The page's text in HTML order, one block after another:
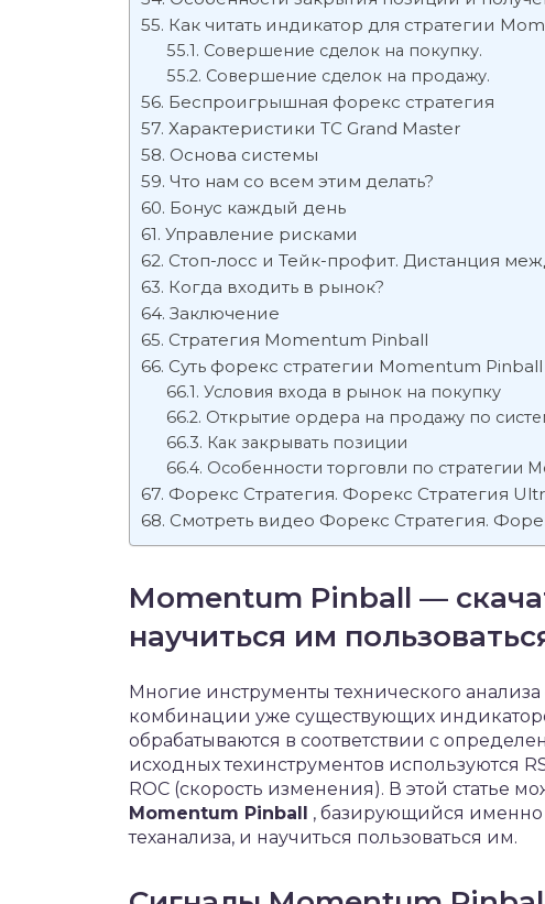
Как читать индикатор для стратегии
Совершение сделок на покупку.
Совершение сделок на продажу.
Беспроигрышная форекс стратегия
Характеристики ТС Grand Master
Основа системы
Что нам со всем этим делать?
Бонус каждый день
Управление рисками
Стоп-лосс и Тейк-профит. Дистанция
Когда входить в рынок?
Заключение
Стратегия Momentum Pinball
Суть форекс стратегии Momentum Pinball
Условия входа в рынок на покупку
Открытие ордера на продажу по
Как закрывать позиции
Особенности торговли по стратегии
Форекс Стратегия. Форекс Стратегия
Смотреть видео Форекс Стратегия.
Momentum Pinball —
научиться им
Многие инструменты технического
комбинации уже существующих
обрабатываются в соответствии с
исходных техинструментов используются
ROC (скорость изменения). В этой статье
Momentum Pinball , базирующийся именно
теханализа, и научиться пользоваться им.